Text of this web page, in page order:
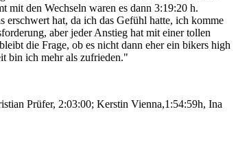
den Wechseln waren es dann 3:19:20 h.
erschwert hat, da ich das Gefühl hatte, ich komme
aber jeder Anstieg hat mit einer tollen
die Frage, ob es nicht dann eher ein bikers high
bin ich mehr als zufrieden."
Prüfer, 2:03:00; Kerstin Vienna,1:54:59h, Ina